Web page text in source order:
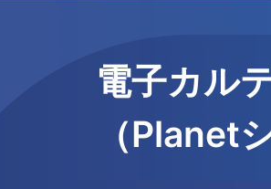
電子カル
（Planet